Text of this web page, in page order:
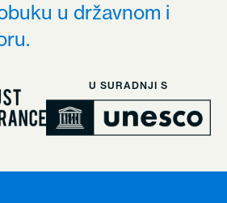
u državnom i
U SURADNJI S